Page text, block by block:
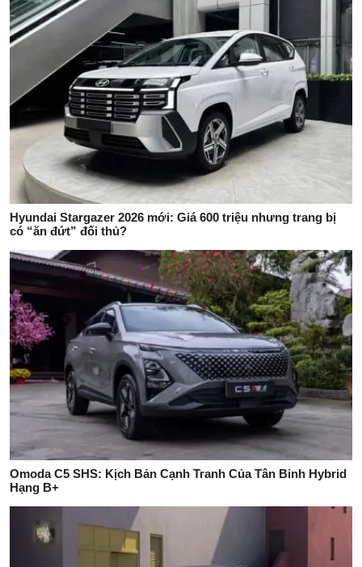
Hyundai Stargazer 2026 mới: Giá 600 triệu nhưng trang bị
có “ăn đứt” đối thủ?
Omoda C5 SHS: Kịch Bản Cạnh Tranh Của Tân Binh Hybrid
Hạng B+